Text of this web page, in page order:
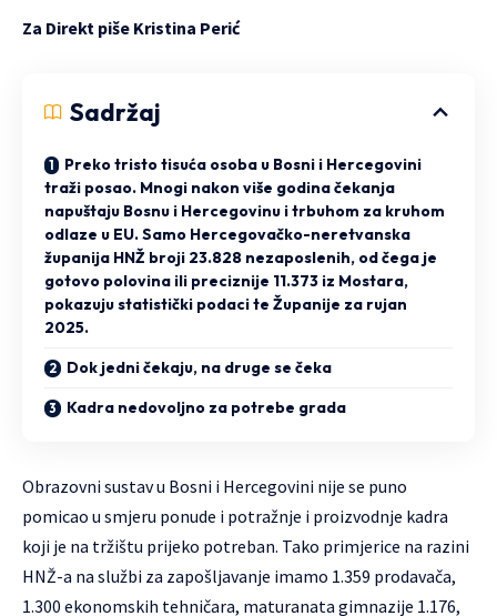
Za Direkt piše Kristina Perić
Sadržaj
Preko tristo tisuća osoba u Bosni i Hercegovini
traži posao. Mnogi nakon više godina čekanja
napuštaju Bosnu i Hercegovinu i trbuhom za kruhom
odlaze u EU. Samo Hercegovačko-neretvanska
županija HNŽ broji 23.828 nezaposlenih, od čega je
gotovo polovina ili preciznije 11.373 iz Mostara,
pokazuju statistički podaci te Županije za rujan
2025.
Dok jedni čekaju, na druge se čeka
Kadra nedovoljno za potrebe grada
Obrazovni sustav u Bosni i Hercegovini nije se puno
pomicao u smjeru ponude i potražnje i proizvodnje kadra
koji je na tržištu prijeko potreban. Tako primjerice na razini
HNŽ-a na službi za zapošljavanje imamo 1.359 prodavača,
1.300 ekonomskih tehničara, maturanata gimnazije 1.176,